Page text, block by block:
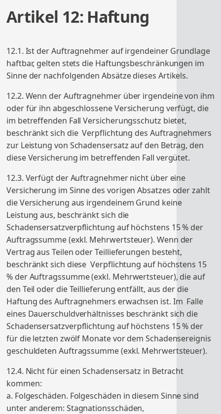
Artikel 12: Haftung
12.1. Ist der Auftragnehmer auf irgendeiner Grundlage
haftbar, gelten stets die Haftungsbeschränkungen im
Sinne der nachfolgenden Absätze dieses Artikels.
12.2. Wenn der Auftragnehmer über irgendeine von ihm
oder für ihn abgeschlossene Versicherung verfügt, die
im betreffenden Fall Versicherungsschutz bietet,
beschränkt sich die Verpflichtung des Auftragnehmers
zur Leistung von Schadensersatz auf den Betrag, den
diese Versicherung im betreffenden Fall vergütet.
12.3. Verfügt der Auftragnehmer nicht über eine
Versicherung im Sinne des vorigen Absatzes oder zahlt
die Versicherung aus irgendeinem Grund keine
Leistung aus, beschränkt sich die
Schadensersatzverpflichtung auf höchstens 15 % der
Auftragssumme (exkl. Mehrwertsteuer). Wenn der
Vertrag aus Teilen oder Teillieferungen besteht,
beschränkt sich diese Verpflichtung auf höchstens 15
% der Auftragssumme (exkl. Mehrwertsteuer), die auf
den Teil oder die Teillieferung entfällt, aus der die
Haftung des Auftragnehmers erwachsen ist. Im Falle
eines Dauerschuldverhältnisses beschränkt sich die
Schadensersatzverpflichtung auf höchstens 15 % der
für die letzten zwölf Monate vor dem Schadensereignis
geschuldeten Auftragssumme (exkl. Mehrwertsteuer).
12.4. Nicht für einen Schadensersatz in Betracht
kommen:
a. Folgeschäden. Folgeschäden in diesem Sinne sind
unter anderem: Stagnationsschäden,